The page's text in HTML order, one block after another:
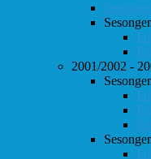
2001/2002 -